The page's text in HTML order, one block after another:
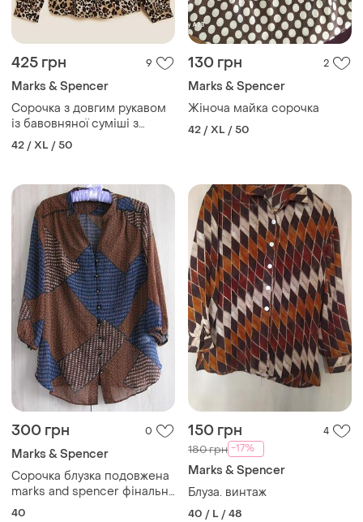
425 грн 9
Marks & Spencer
Сорочка з довгим рукавом
із бавовняної суміші з
принтом
42 / XL / 50
130 грн 2
Marks & Spencer
Жіноча майка сорочка
42 / XL / 50
300 грн 0
Marks & Spencer
Сорочка блузка подовжена
marks and spencer фінальна
розпродажу
40
150 грн 4
180 грн -17%
Marks & Spencer
Блуза. винтаж
40 / L / 48